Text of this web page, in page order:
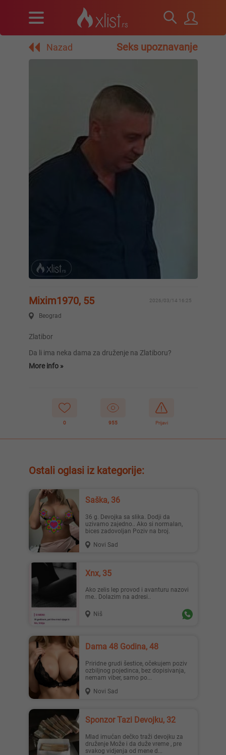
Nazad Seks upoznavanje
Mixim1970, 55 2026/03/14 16:25
Beograd
Zlatibor
Da li ima neka dama za druženje na Zlatiboru?
More info »
0 955 Prijavi
Ostali oglasi iz kategorije:
Saška, 36
36 g. Devojka sa slika. Dodji da
uzivamo zajedno.. Ako si normalan,
bices zadovoljan Poziv na broj.
Novi Sad
Xnx, 35
Ako zelis lep provod i avanturu nazovi
me.. Dolazim na adresi..
Niš
Dama 48 Godina, 48
Priridne grudi šestice, očekujem poziv
ozbiljnog pojedinca, bez dopisivanja,
nemam viber, samo po...
Novi Sad
Sponzor Tazi Devojku, 32
Mlad imućan dečko traži devojku za
druženje Može i da duže vreme , pre
svakog vidjenja od mene d...